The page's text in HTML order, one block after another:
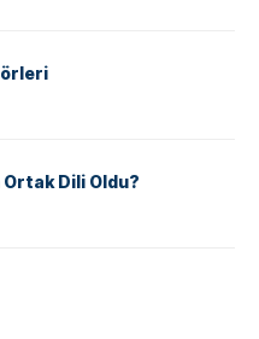
Ortak Dili Oldu?